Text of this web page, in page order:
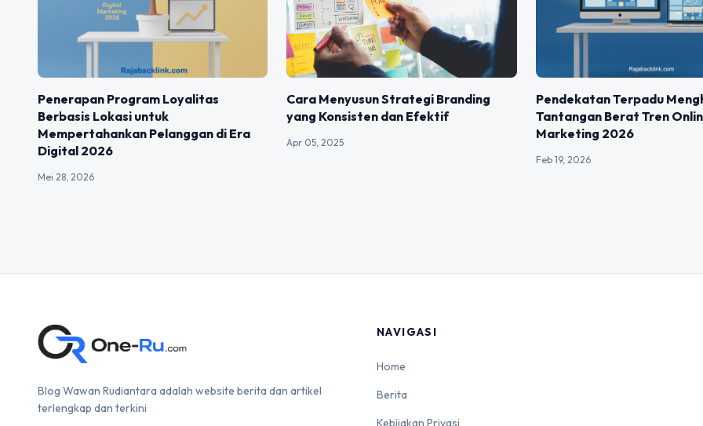
Penerapan Program Loyalitas
Berbasis Lokasi untuk
Mempertahankan Pelanggan di Era
Digital 2026
Mei 28, 2026
Cara Menyusun Strategi Branding
yang Konsisten dan Efektif
Apr 05, 2025
Pendekatan Terpadu
Tantangan Berat Tren
Marketing 2026
Feb 19, 2026
Blog Wawan Rudiantara adalah website berita dan artikel
terlengkap dan terkini
NAVIGASI
Home
Berita
Kebijakan Privasi